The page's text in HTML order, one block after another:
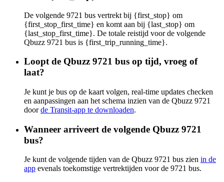
De volgende 9721 bus vertrekt bij {first_stop} om
{first_stop_first_time} en komt aan bij {last_stop} om
{last_stop_first_time}. De totale reistijd voor de volgende
Qbuzz 9721 bus is {first_trip_running_time}.
Loopt de Qbuzz 9721 bus op tijd, vroeg of
laat?
Je kunt je bus op de kaart volgen, real-time updates checken
en aanpassingen aan het schema inzien van de Qbuzz 9721
doorde Transit-app te downloaden.
Wanneer arriveert de volgende Qbuzz 9721
bus?
Je kunt de volgende tijden van de Qbuzz 9721 bus zien in de
app evenals toekomstige vertrektijden voor de 9721 bus.